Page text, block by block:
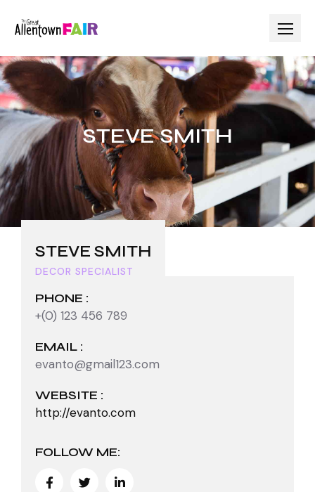
STEVE SMITH
STEVE SMITH
DECOR SPECIALIST
PHONE :
+(0) 123 456 789
EMAIL :
evanto@gmail123.com
WEBSITE :
http://evanto.com
FOLLOW ME: